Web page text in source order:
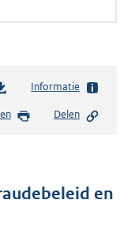
Informatie
Delen
en